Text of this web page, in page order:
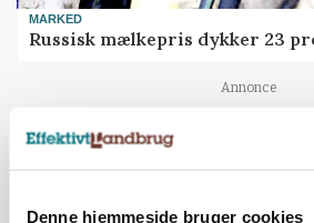
Denne hjemmeside bruger cookies
MARKED
Russisk mælkepris dykker 23
Annonce